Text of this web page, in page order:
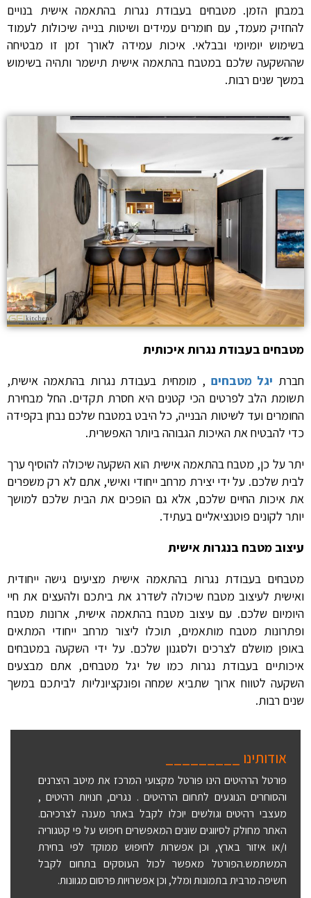
במבחן הזמן. מטבחים בעבודת נגרות בהתאמה אישית בנויים
להחזיק מעמד, עם חומרים עמידים ושיטות בנייה שיכולות לעמוד
בשימוש יומיומי ובבלאי. איכות עמידה לאורך זמן זו מבטיחה
שההשקעה שלכם במטבח בהתאמה אישית תישמר ותהיה בשימוש
במשך שנים רבות.
מטבחים בעבודת נגרות איכותית
חברת יגל מטבחים , מומחית בעבודת נגרות בהתאמה אישית,
תשומת הלב לפרטים הכי קטנים היא חסרת תקדים. החל מבחירת
החומרים ועד לשיטות הבנייה, כל היבט במטבח שלכם נבחן בקפידה
כדי להבטיח את האיכות הגבוהה ביותר האפשרית.
יתר על כן, מטבח בהתאמה אישית הוא השקעה שיכולה להוסיף ערך
לבית שלכם. על ידי יצירת מרחב ייחודי ואישי, אתם לא רק משפרים
את איכות החיים שלכם, אלא גם הופכים את הבית שלכם למושך
יותר לקונים פוטנציאליים בעתיד.
עיצוב מטבח בנגרות אישית
מטבחים בעבודת נגרות בהתאמה אישית מציעים גישה ייחודית
ואישית לעיצוב מטבח שיכולה לשדרג את ביתכם ולהעצים את חיי
היומיום שלכם. עם עיצוב מטבח בהתאמה אישית, ארונות מטבח
ופתרונות מטבח מותאמים, תוכלו ליצור מרחב ייחודי המתאים
באופן מושלם לצרכים ולסגנון שלכם. על ידי השקעה במטבחים
איכותיים בעבודת נגרות כמו של יגל מטבחים, אתם מבצעים
השקעה לטווח ארוך שתביא שמחה ופונקציונליות לביתכם במשך
שנים רבות.
אודותינו _________
פורטל הרהיטים הינו פורטל מקצועי המרכז את מיטב היצרנים
והסוחרים הנוגעים לתחום הרהיטים . נגרים, חנויות רהיטים ,
מעצבי רהיטים וגולשים יוכלו לקבל באתר מענה לצרכיהם.
האתר מחולק לסיווגים שונים המאפשרים חיפוש על פי קטגוריה
ו/או איזור בארץ, וכן אפשרות לחיפוש ממוקד לפי בחירת
המשתמש.הפורטל מאפשר לכול העוסקים בתחום לקבל
חשיפה מרבית בתמונות ומלל, וכן אפשרויות פרסום מגוונות.